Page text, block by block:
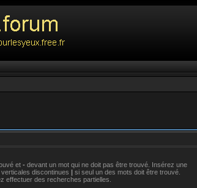
et - devant un mot qui ne doit pas être trouvé. Insérez une
discontinues | si seul un des mots doit être trouvé.
effectuer des recherches partielles.